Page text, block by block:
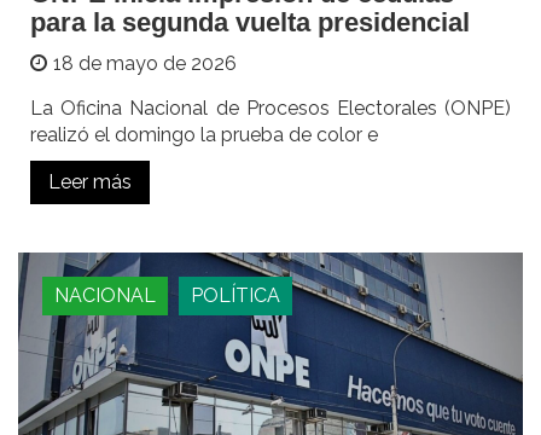
para la segunda vuelta presidencial
18 de mayo de 2026
La Oficina Nacional de Procesos Electorales (ONPE)
realizó el domingo la prueba de color e
Leer más
NACIONAL POLÍTICA